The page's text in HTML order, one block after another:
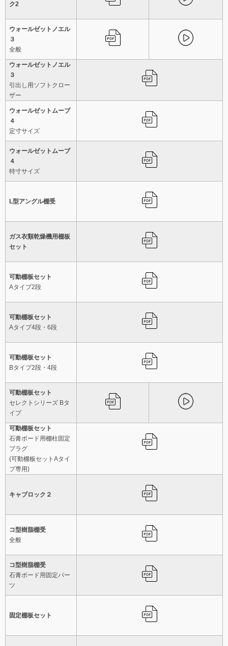
ク2
ウォールゼットノエル
３
全般
ウォールゼットノエル
３
引出し用ソフトクロー
ザー
ウォールゼットムーブ
４
定寸サイズ
ウォールゼットムーブ
４
特寸サイズ
L型アングル棚受
ガス衣類乾燥機用棚板
セット
可動棚板セット
Aタイプ2段
可動棚板セット
Aタイプ4段・6段
可動棚板セット
Bタイプ2段・4段
可動棚板セット
セレクトシリーズ Bタ
イプ
可動棚板セット
石膏ボード用棚柱固定
プラグ
(可動棚板セットAタイ
プ専用)
キャブロック２
コ型樹脂棚受
全般
コ型樹脂棚受
石膏ボード用固定パー
ツ
固定棚板セット